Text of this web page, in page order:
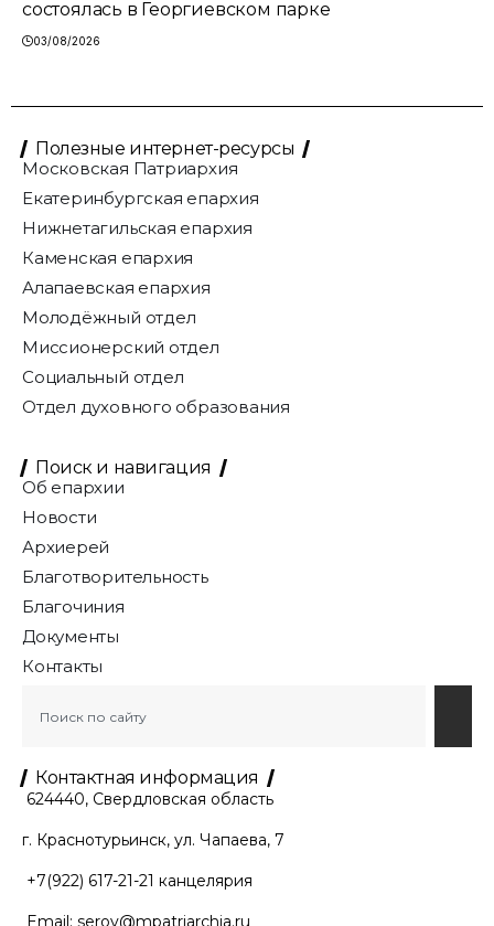
состоялась в Георгиевском парке
03/08/2026
Полезные интернет-ресурсы
Московская Патриархия
Екатеринбургская епархия
Нижнетагильская епархия
Каменская епархия
Алапаевская епархия
Молодёжный отдел
Миссионерский отдел
Социальный отдел
Отдел духовного образования
Поиск и навигация
Об епархии
Новости
Архиерей
Благотворительность
Благочиния
Документы
Контакты
Контактная информация
624440, Свердловская область
г. Краснотурьинск, ул. Чапаева, 7
+7(922) 617-21-21 канцелярия